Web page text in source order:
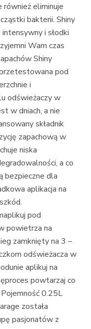
eliminuje
bakterii. Shiny
i słodki
Wam czas
Shiny
pod
i
odświeżaczy w
w dniach, a nie
składnik
zapachową w
niska
a co
bezpieczne dla
aplikacja na
pod
powietrza na
zamknięty na 3 –
odświeżacza w
aplikuj na
powtarzaj co
0.25L
została
pasjonatów z